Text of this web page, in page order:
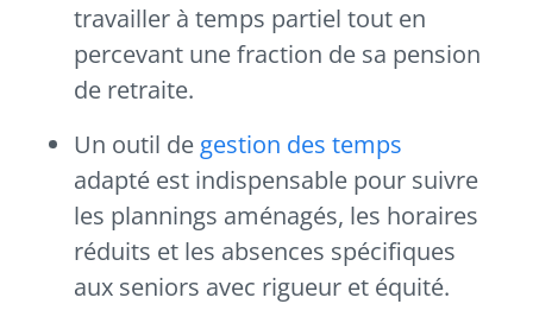
travailler à temps partiel tout en
percevant une fraction de sa pension
de retraite.
Un outil de gestion des temps
adapté est indispensable pour suivre
les plannings aménagés, les horaires
réduits et les absences spécifiques
aux seniors avec rigueur et équité.